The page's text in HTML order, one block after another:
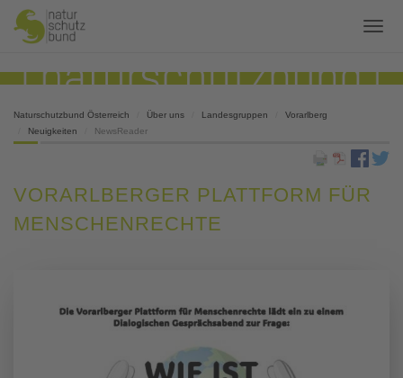
Naturschutzbund Österreich Über uns Landesgruppen
Vorarlberg
Neuigkeiten
NewsReader
VORARLBERGER PLATTFORM FÜR
MENSCHENRECHTE